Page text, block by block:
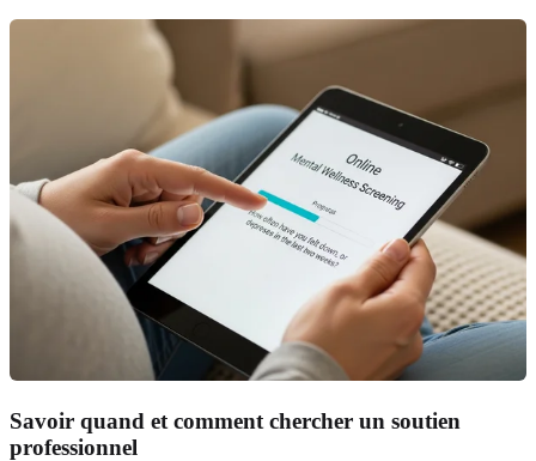
Savoir quand et comment chercher un soutien
professionnel